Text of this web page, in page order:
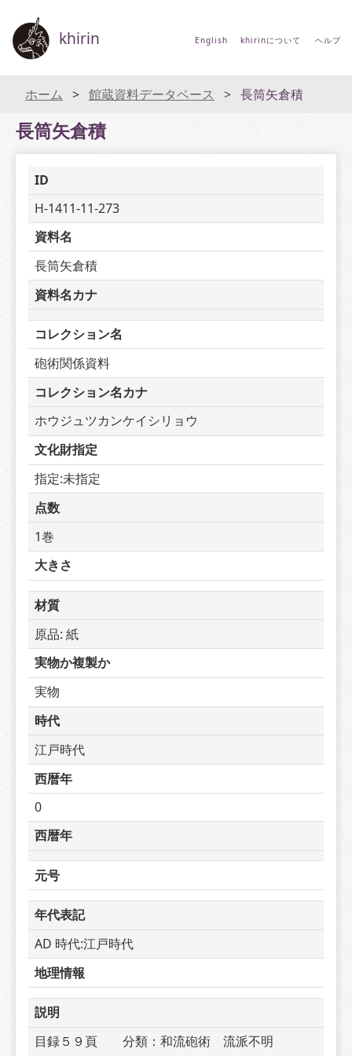
khirin English khirinについて ヘルプ
ホーム 館蔵資料データベース 長筒矢倉積
長筒矢倉積
ID
H-1411-11-273
資料名
長筒矢倉積
資料名カナ
コレクション名
砲術関係資料
コレクション名カナ
ホウジュツカンケイシリョウ
文化財指定
指定:未指定
点数
1巻
大きさ
材質
原品: 紙
実物か複製か
実物
時代
江戸時代
西暦年
0
西暦年
元号
年代表記
AD 時代:江戸時代
地理情報
説明
目録５９頁　　分類：和流砲術　流派不明